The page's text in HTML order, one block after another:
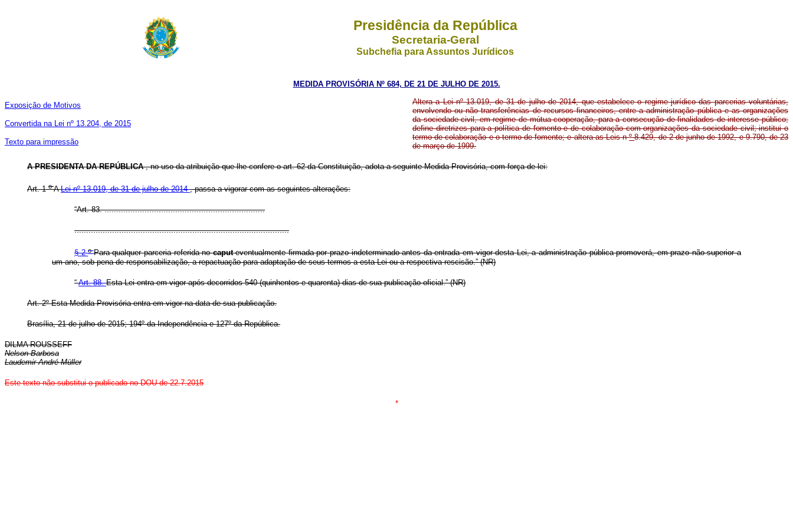
Presidência da República
Secretaria-Geral
Subchefia para Assuntos Jurídicos
MEDIDA PROVISÓRIA Nº 684, DE 21 DE JULHO DE 2015.
Exposição de Motivos
Convertida na Lei nº 13.204, de 2015
Texto para impressão
Altera a Lei nº 13.019, de 31 de julho de 2014, que estabelece o regime jurídico das parcerias voluntárias,
envolvendo ou não transferências de recursos financeiros, entre a administração pública e as organizações
da sociedade civil, em regime de mútua cooperação, para a consecução de finalidades de interesse público;
define diretrizes para a política de fomento e de colaboração com organizações da sociedade civil; institui o
termo de colaboração e o termo de fomento; e altera as Leis nº8.429, de 2 de junho de 1992, e 9.790, de 23
de março de 1999.
A PRESIDENTA DA REPÚBLICA, no uso da atribuição que lhe confere o art. 62 da Constituição, adota a seguinte Medida Provisória, com força de lei:
Art. 1oALei nº 13.019, de 31 de julho de 2014, passa a vigorar com as seguintes alterações:
“Art. 83. ....................................................................
...........................................................................................
§ 2oPara qualquer parceria referida nocaputeventualmente firmada por prazo indeterminado antes da entrada em vigor desta Lei, a administração pública promoverá, em prazo não superior a
um ano, sob pena de responsabilização, a repactuação para adaptação de seus termos a esta Lei ou a respectiva rescisão.” (NR)
“Art. 88.Esta Lei entra em vigor após decorridos 540 (quinhentos e quarenta) dias de sua publicação oficial.” (NR)
Art. 2º Esta Medida Provisória entra em vigor na data de sua publicação.
Brasília, 21 de julho de 2015; 194º da Independência e 127º da República.
DILMA ROUSSEFF
Nelson Barbosa
Laudemir André Müller
Este texto não substitui o publicado no DOU de 22.7.2015
*